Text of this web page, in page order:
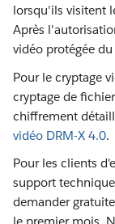
lorsqu'ils visitent
Après
vidéo protégée
Pour le cryptage
cryptage de
chiffrement
vidéo DRM-X 4.0.
Pour les clients
support
demander